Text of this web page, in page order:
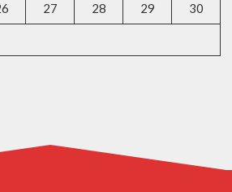
27 28 29 30